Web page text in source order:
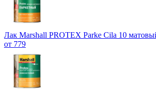
Лак Marshall PROTEX Parke Cila 10
от 779